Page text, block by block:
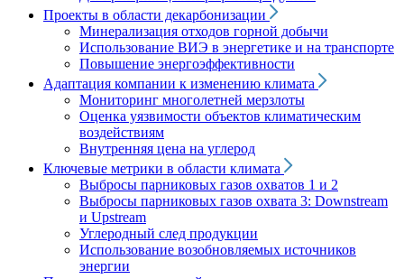
Проекты в области декарбонизации
Минерализация отходов горной добычи
Использование ВИЭ в энергетике и на транспорте
Повышение энергоэффективности
Адаптация компании к изменению климата
Мониторинг многолетней мерзлоты
Оценка уязвимости объектов климатическим
воздействиям
Внутренняя цена на углерод
Ключевые метрики в области климата
Выбросы парниковых газов охватов 1 и 2
Выбросы парниковых газов охвата 3: Downstream
и Upstream
Углеродный след продукции
Использование возобновляемых источников
энергии